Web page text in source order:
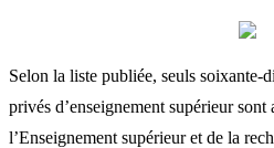
Selon la liste publiée, seuls
privés d’enseignement supérieur sont
l’Enseignement supérieur et de la